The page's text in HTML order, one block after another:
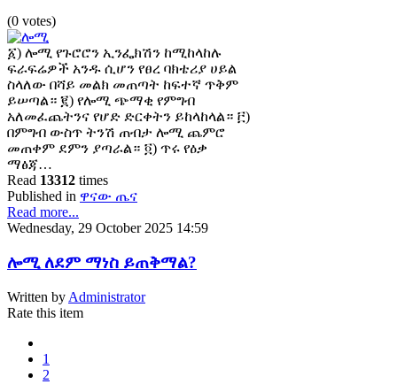
(0 votes)
፩) ሎሚ የጉሮሮን ኢንፌክሽን ከሚከላከሉ
ፍራፍሬዎች አንዱ ሲሆን የፀረ ባክቴሪያ ሀይል
ስላለው በሻይ መልክ መጠጣት ከፍተኛ ጥቅም
ይሠጣል። ፪) የሎሚ ጭማቂ የምግብ
አለመፈጨትንና የሆድ ድርቀትን ይከላከላል። ፫)
በምግብ ውስጥ ትንሽ ጠብታ ሎሚ ጨምሮ
መጠቀም ደምን ያጣራል። ፬) ጥሩ የዕቃ
ማፅጃ…
Read 13312 times
Published in ዋናው ጤና
Read more...
Wednesday, 29 October 2025 14:59
ሎሚ ለደም ማነስ ይጠቅማል?
Written by Administrator
Rate this item
1
2